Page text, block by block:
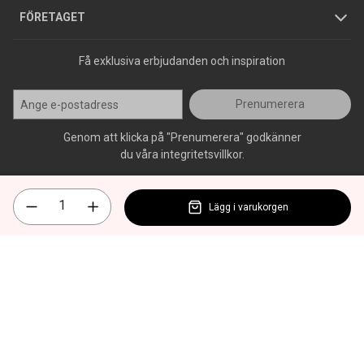
FÖRETAGET
Press
Få exklusiva erbjudanden och inspiration
Prenumerera
Genom att klicka på "Prenumerera" godkänner
du våra integritetsvillkor.
Lägg i varukorgen